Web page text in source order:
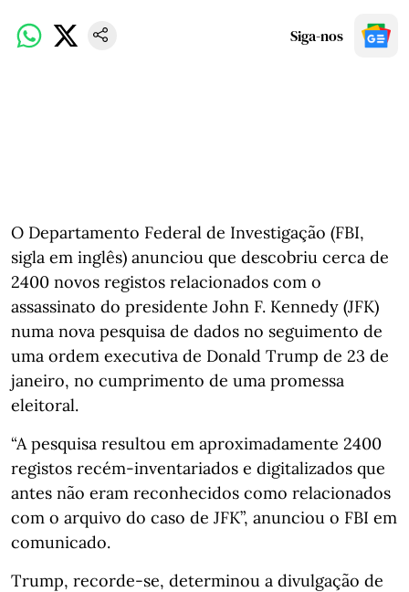
Siga-nos
O Departamento Federal de Investigação (FBI,
sigla em inglês) anunciou que descobriu cerca de
2400 novos registos relacionados com o
assassinato do presidente John F. Kennedy (JFK)
numa nova pesquisa de dados no seguimento de
uma ordem executiva de Donald Trump de 23 de
janeiro, no cumprimento de uma promessa
eleitoral.
“A pesquisa resultou em aproximadamente 2400
registos recém-inventariados e digitalizados que
antes não eram reconhecidos como relacionados
com o arquivo do caso de JFK”, anunciou o FBI em
comunicado.
Trump, recorde-se, determinou a divulgação de